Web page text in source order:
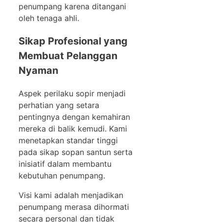
penumpang karena ditangani
oleh tenaga ahli.
Sikap Profesional yang
Membuat Pelanggan
Nyaman
Aspek perilaku sopir menjadi
perhatian yang setara
pentingnya dengan kemahiran
mereka di balik kemudi. Kami
menetapkan standar tinggi
pada sikap sopan santun serta
inisiatif dalam membantu
kebutuhan penumpang.
Visi kami adalah menjadikan
penumpang merasa dihormati
secara personal dan tidak